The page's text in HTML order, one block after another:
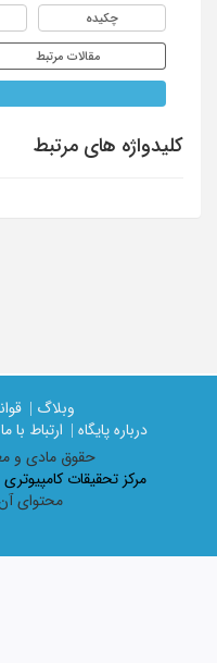
چکیده
مقالات مرتبط
کلیدواژه های مرتبط
وبلاگ |
درباره پایگاه |
ارتباط با ما |
حقوق مادی و
مرکز تحقیقات
محتوای آن